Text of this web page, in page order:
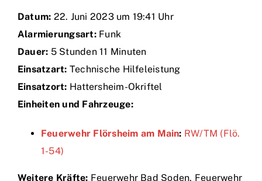
Technik
Datum: 22. Juni 2023 um 19:41 Uhr
Alarmierungsart:Funk
Dauer: 5 Stunden 11 Minuten
Einsatzart: Technische Hilfeleistung
Einsatzort: Hattersheim-Okriftel
Einheiten und Fahrzeuge:
Feuerwehr Flörsheim am Main: RW/TM (Flö.
1-54)
Weitere Kräfte: Feuerwehr Bad Soden, Feuerwehr